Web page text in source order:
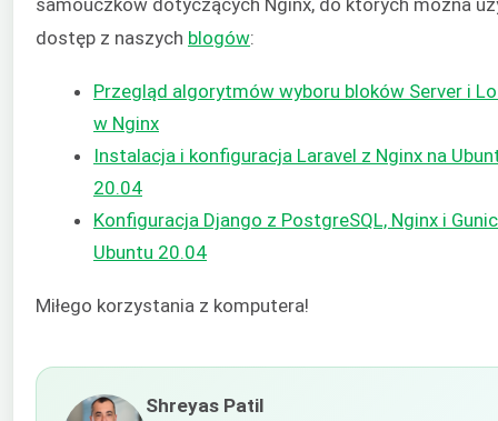
samouczków dotyczących Nginx, do których można
dostęp z naszych blogów:
Przegląd algorytmów wyboru bloków Server i
w Nginx
Instalacja i konfiguracja Laravel z Nginx na
20.04
Konfiguracja Django z PostgreSQL, Nginx i
Ubuntu 20.04
Miłego korzystania z komputera!
Shreyas Patil